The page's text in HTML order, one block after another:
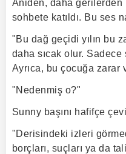
Aniden, daha gerilerden
sohbete katıldı. Bu ses
"Bu dağ geçidi yılın bu
daha sıcak olur. Sadece
Ayrıca, bu çocuğa zarar
"Nedenmiş o?"
Sunny başını hafifçe
"Derisindeki izleri
borçları, suçları ya da